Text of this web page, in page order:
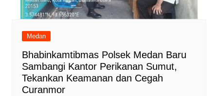
Medan
Bhabinkamtibmas Polsek Medan Baru
Sambangi Kantor Perikanan Sumut,
Tekankan Keamanan dan Cegah
Curanmor